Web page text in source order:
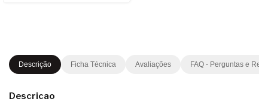
Descrição Ficha Técnica Avaliações FAQ - Perguntas e
Descricao